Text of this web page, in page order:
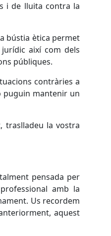
i de lluita contra la
bústia ètica permet
així com dels
públiques.
contràries a
puguin mantenir un
traslladeu la vostra
pensada per
amb la
Us recordem
aquest